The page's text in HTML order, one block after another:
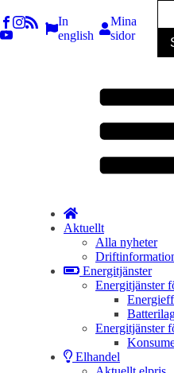
In
english
Mina
sidor
Aktuellt
Alla nyheter
Energitjänster
Energitjänster
Energitjänster
Elhandel